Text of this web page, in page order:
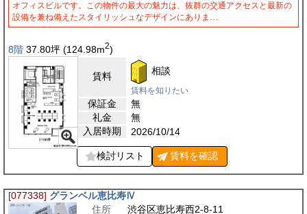
オフィスビルです。この物件の最大の魅力は、抜群の交通アクセスと最新の
設備を兼ね備えたスタイリッシュなデザインにありま…
8階 37.80坪 (124.98m2)
賃料 相談
賃料を知りたい
保証金
無
礼金
無
入居時期
2026/10/14
検討リスト 賃料を確認
[077338] グランベル恵比寿Ⅳ
住所
渋谷区恵比寿西2-8-11